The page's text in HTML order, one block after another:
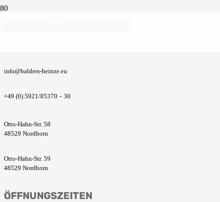
info@balders-heinze.eu
+49 (0) 5921/85370 – 30
Otto-Hahn-Str. 58
48529 Nordhorn
Otto-Hahn-Str. 59
48529 Nordhorn
ÖFFNUNGSZEITEN